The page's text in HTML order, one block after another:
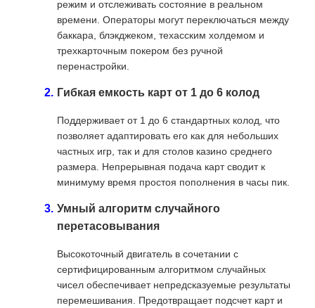
режим и отслеживать состояние в реальном
времени. Операторы могут переключаться между
баккара, блэкджеком, техасским холдемом и
трехкарточным покером без ручной
перенастройки.
Гибкая емкость карт от 1 до 6 колод
Поддерживает от 1 до 6 стандартных колод, что
позволяет адаптировать его как для небольших
частных игр, так и для столов казино среднего
размера. Непрерывная подача карт сводит к
минимуму время простоя пополнения в часы пик.
Умный алгоритм случайного
перетасовывания
Высокоточный двигатель в сочетании с
сертифицированным алгоритмом случайных
чисел обеспечивает непредсказуемые результаты
перемешивания. Предотвращает подсчет карт и